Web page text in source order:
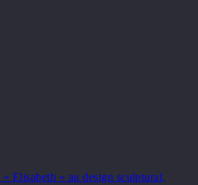
Elisabeth » au design sculptural,